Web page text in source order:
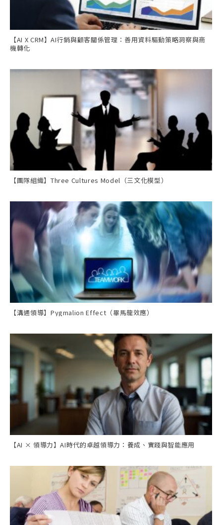
【AI X CRM】AI行銷與顧客關係管理：善用資料驅動策略洞察與商
機轉化
【團隊組織】Three Cultures Model（三文化模型）
【溝通領導】Pygmalion Effect（畢馬龍效應）
【AI × 領導力】AI時代的卓越領導力：養成、實踐與智能應用